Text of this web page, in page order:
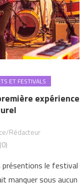
ET FESTIVALS
expérience
Rédacteur
présentions le festival
manquer sous aucun